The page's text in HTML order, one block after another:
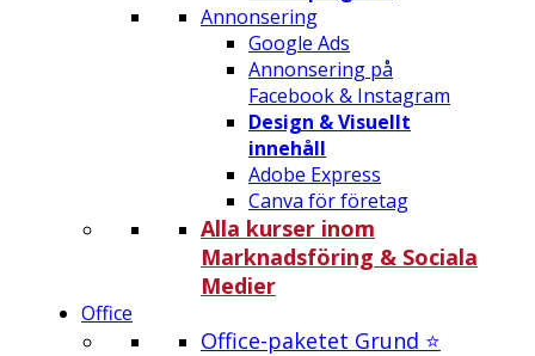
Annonsering
Google Ads
Annonsering på
Facebook & Instagram
Design & Visuellt
innehåll
Adobe Express
Canva för företag
Alla kurser inom
Marknadsföring & Sociala
Medier
Office
Office-paketet Grund ⭐